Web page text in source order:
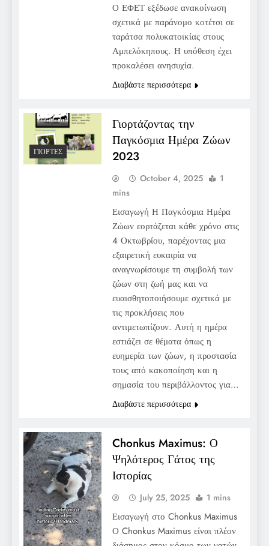
Ο ΕΦΕΤ εξέδωσε ανακοίνωση
σχετικά με παράνομο κοτέτσι σε
ταράτσα πολυκατοικίας στους
Αμπελόκηπους. Η υπόθεση έχει
προκαλέσει ανησυχία.
Διαβάστε περισσότερα
ΓΙΟΡΤΈΣ
Γιορτάζοντας την
Παγκόσμια Ημέρα Ζώων
2023
October 4, 2025
1
mins
Εισαγωγή Η Παγκόσμια Ημέρα
Ζώων εορτάζεται κάθε χρόνο στις
4 Οκτωβρίου, παρέχοντας μια
εξαιρετική ευκαιρία να
αναγνωρίσουμε τη συμβολή των
ζώων στη ζωή μας και να
ευαισθητοποιήσουμε σχετικά με
τις προκλήσεις που
αντιμετωπίζουν. Αυτή η ημέρα
εστιάζει σε θέματα όπως η
ευημερία των ζώων, η προστασία
τους από κακοποίηση και η
σημασία του περιβάλλοντος για…
Διαβάστε περισσότερα
Chonkus Maximus: Ο
Ψηλότερος Γάτος της
Ιστορίας
July 25, 2025 1 mins
Εισαγωγή στο Chonkus Maximus
Ο Chonkus Maximus είναι πλέον